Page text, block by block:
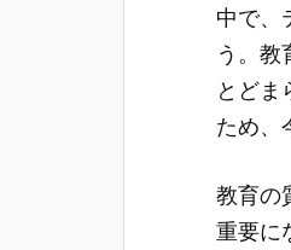
中で、
う。教
とどま
ため、
教育の
重要に